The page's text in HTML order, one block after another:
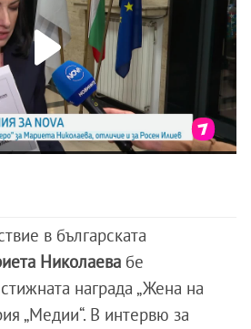
в българската
Николаева бе
награда „Жена на
„Медии“. В интервю за